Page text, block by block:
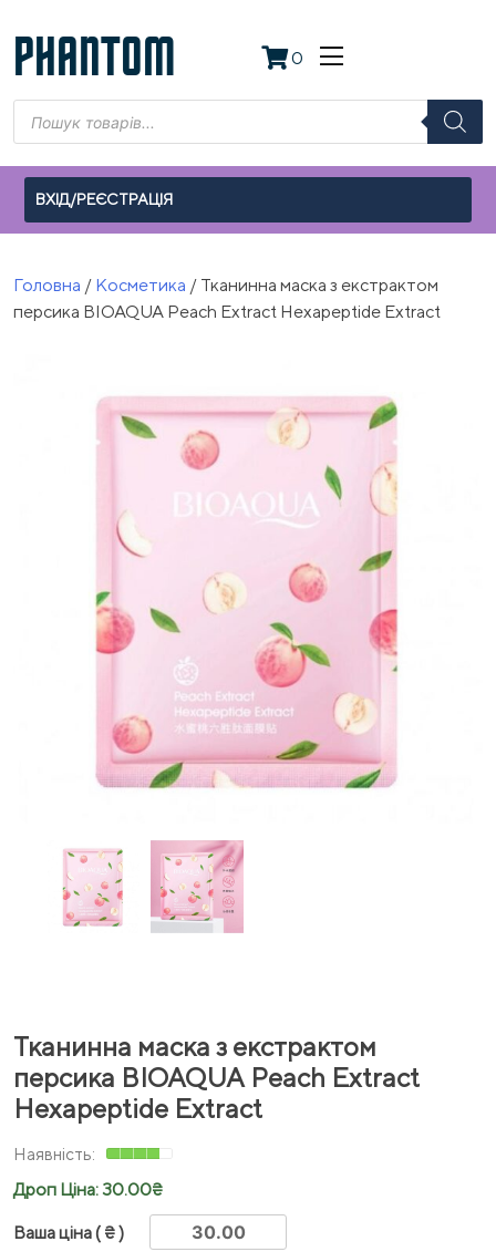
to
content
PHANTOM 0
Пошук
товарів
ВХІД/РЕЄСТРАЦІЯ
Головна / Косметика / Тканинна маска з екстрактом
персика BIOAQUA Peach Extract Hexapeptide Extract
Тканинна маска з екстрактом
персика BIOAQUA Peach Extract
Hexapeptide Extract
Дроп Ціна: 30.00₴
Ваша ціна( ₴ )